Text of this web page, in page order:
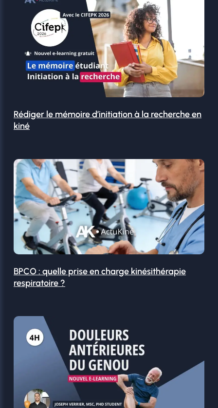
Rédiger le mémoire d’initiation à la recherche en
kiné
BPCO : quelle prise en charge kinésithérapie
respiratoire ?